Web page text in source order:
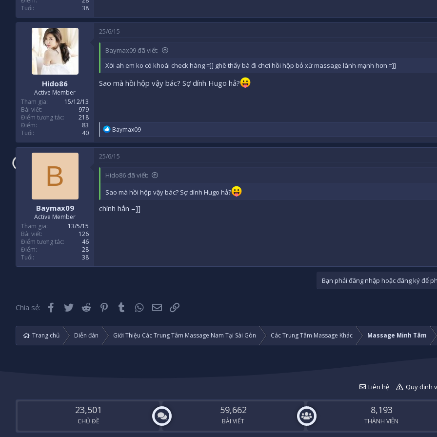
Tuổi
38
Hido86
Active Member
Tham gia
15/12/13
Bài viết
979
Điểm tương tác
218
Điểm
83
Tuổi
40
25/6/15
Baymax09 đã viết:
Xời ah em ko có khoái check hàng =]] ghê thấy bà đi chơi hồi hộp bỏ xừ massage lành mạnh hơn =]]
Sao mà hồi hộp vậy bác? Sợ dính Hugo hả?
R
e
a
t
o
s
Baymax09
B
Baymax09
Active Member
Tham gia
13/5/15
Bài viết
126
Điểm tương tác
46
Điểm
28
Tuổi
38
25/6/15
Hido86 đã viết:
Sao mà hồi hộp vậy bác? Sợ dính Hugo hả?
chính hắn =]]
Bạn phải đăng nhập hoặc đăng ký để
Chia sẻ: Facebook
Twitter Reddit Pinterest
Tumblr WhatsApp
Email
Trang chủ Diễn đàn Giới Thiệu Các Trung Tâm Massage Nam Tại Sài Gòn Các Trung Tâm Massage Khác Massage Minh Tâm
Liên hệ Quy định
23,501
CHỦ ĐỀ
59,662
BÀI VIẾT
8,193
THÀNH VIÊN